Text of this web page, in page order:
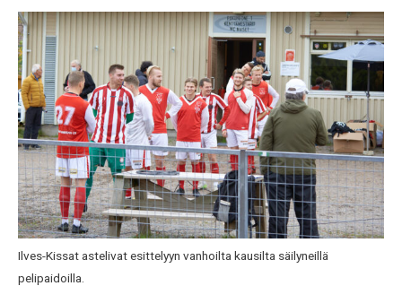
Ilves-Kissat astelivat esittelyyn vanhoilta kausilta säilyneillä
pelipaidoilla.